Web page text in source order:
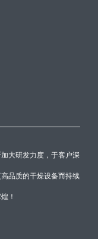
大研发力度，于客户深
品质的干燥设备而持续
！